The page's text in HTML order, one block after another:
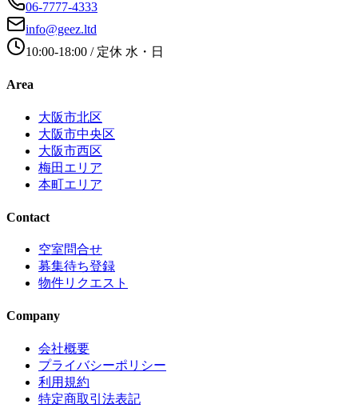
06-7777-4333
info@geez.ltd
10:00-18:00 / 定休 水・日
Area
大阪市北区
大阪市中央区
大阪市西区
梅田エリア
本町エリア
Contact
空室問合せ
募集待ち登録
物件リクエスト
Company
会社概要
プライバシーポリシー
利用規約
特定商取引法表記